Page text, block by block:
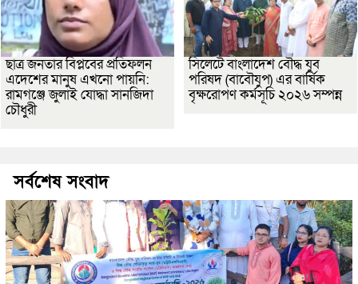
ছাত্র জনতার বিপ্লবের প্রতিফলন
এদেশের মানুষ এখনো পায়নি:
রামগঞ্জে জুলাই যোদ্ধা সানজিদা
চৌধুরী
সিলেটে বাংলাদেশ বৌদ্ধ যুব
পরিষদ (বাবৌযুপ) এর বার্ষিক
বৃক্ষরোপণ কর্মসূচি ২০২৬ সম্পন্ন
সর্বশেষ সংবাদ